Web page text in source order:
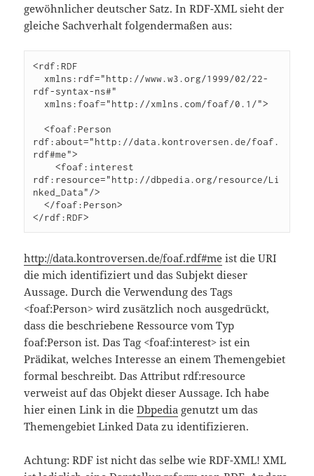
gewöhnlicher deutscher Satz. In RDF-XML sieht der
gleiche Sachverhalt folgendermaßen aus:
<rdf:RDF
rdf-syntax-ns#"
  <foaf:Person
rdf:about="http://data.kontroversen.de/foaf.
rdf#me">
    <foaf:interest
rdf:resource="http://dbpedia.org/resource/Li
nked_Data"/>
  </foaf:Person>
</rdf:RDF>
http://data.kontroversen.de/foaf.rdf#me ist die URI
die mich identifiziert und das Subjekt dieser
Aussage. Durch die Verwendung des Tags
<foaf:Person> wird zusätzlich noch ausgedrückt,
dass die beschriebene Ressource vom Typ
foaf:Person ist. Das Tag <foaf:interest> ist ein
Prädikat, welches Interesse an einem Themengebiet
formal beschreibt. Das Attribut rdf:resource
verweist auf das Objekt dieser Aussage. Ich habe
hier einen Link in dieDbpedia genutzt um das
Themengebiet Linked Data zu identifizieren.
Achtung: RDF ist nicht das selbe wie RDF-XML! XML